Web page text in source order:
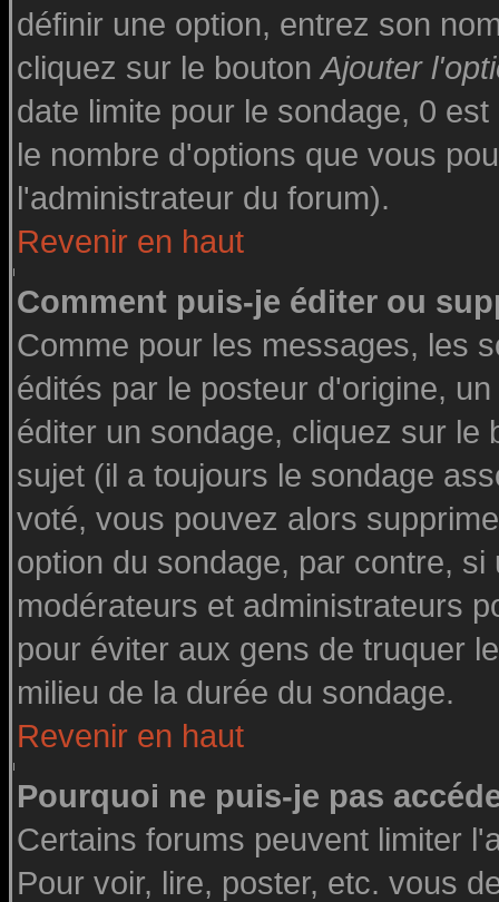
définir une option, entrez son
cliquez sur le boutonAjouter
date limite pour le sondage, 0
le nombre d'options que vous
l'administrateur du forum).
Revenir en haut
Comment puis-je éditer ou
Comme pour les messages, les
édités par le posteur d'origine,
éditer un sondage, cliquez sur le
sujet (il a toujours le sondage
voté, vous pouvez alors
option du sondage, par contre,
modérateurs et administrateurs
pour éviter aux gens de truquer
milieu de la durée du sondage.
Revenir en haut
Pourquoi ne puis-je pas
Certains forums peuvent limiter
Pour voir, lire, poster, etc. vous